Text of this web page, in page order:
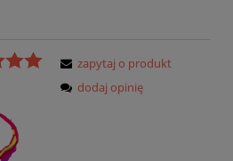
zapytaj o produkt
dodaj opinię